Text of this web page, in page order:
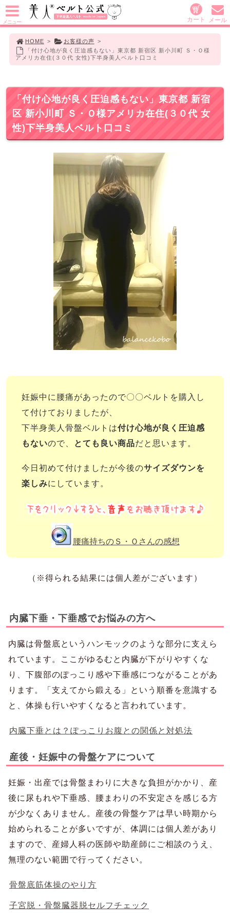
HOME > お客様の声 >
「付け心地が良く圧迫感もない」東京都 新宿区 新小川町 Ｓ・Ｏ様
アメリカ在住(３０代 女性)下半身美人ベルト口コミ
「付け心地が良く圧迫感もない」東京都 新宿
区 新小川町 Ｓ・Ｏ様アメリカ在住(３０代 女
性)下半身美人ベルト口コミ
妊娠中に腰痛があったので〇〇ベルトを購入し
て付けておりましたが、
下半身美人骨盤ベルトは付け心地が良く圧迫感
もないので、 とても良い商品だと思います。
今日初めて付けましたが今後のサイズダウンを
楽しみにしています。
腰痛持ちのＳ・Ｏさんの感想
（※得られる結果には個人差がございます）
内臓下垂・下垂感でお悩みの方へ
内臓は骨盤底というハンモックのような部分に支えら
れています。ここがゆるむと内臓が下がりやすくな
り、下腹部のぽっこり感や下垂感につながることがあ
ります。「支えてから鍛える」という順番を意識する
と、体操も行いやすくなると言われています。
内臓下垂とは？ぽっこりお腹との関係と対処法
産後・妊娠中の骨盤ケアについて
妊娠・出産では骨盤まわりに大きな負担がかかり、産
後に尿もれや下垂感、腰まわりの不安定さを感じる方
が少なくありません。産後の骨盤ケアは早い時期から
始められることが多いですが、体調には個人差があり
ますので、産婦人科の医師や助産師にご相談のうえ、
無理のない範囲で行ってください。
骨盤底筋体操のやり方
子宮脱・骨盤臓器脱セルフチェック
メニュー メール
カート